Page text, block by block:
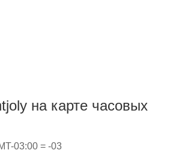
на карте часовых
03:00 = -03